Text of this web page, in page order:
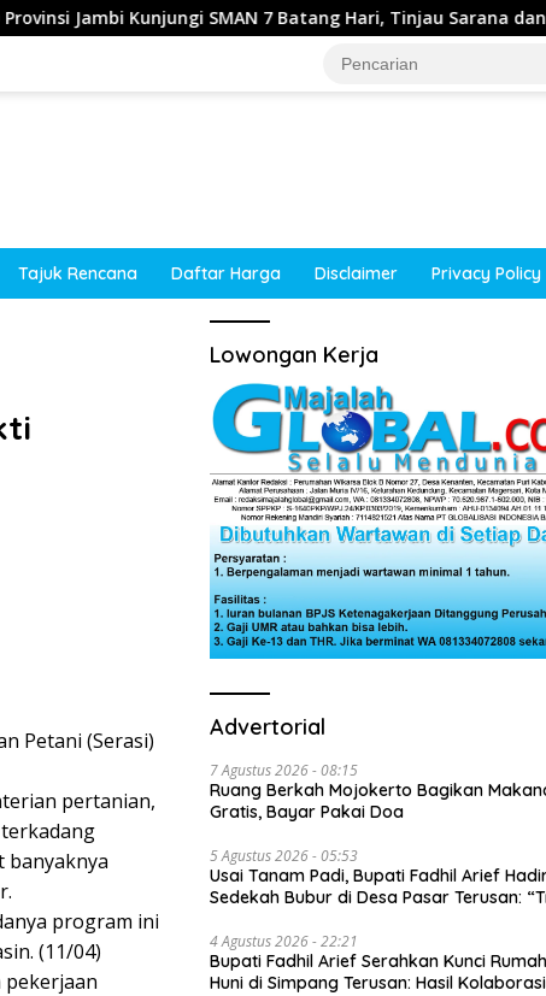
SMAN 7 Batang Hari, Tinjau Sarana dan Prasarana
Tajuk Rencana Daftar Harga Disclaimer Privacy Policy
Petani (Serasi)
pertanian,
banyaknya
program ini
(11/04)
pekerjaan
Lowongan Kerja
Advertorial
7 Agustus 2026 - 08:15
Ruang Berkah Mojokerto Bagikan
Gratis, Bayar Pakai Doa
5 Agustus 2026 - 05:53
Usai Tanam Padi, Bupati Fadhil Arief
Sedekah Bubur di Desa Pasar Terusan:
4 Agustus 2026 - 22:21
Bupati Fadhil Arief Serahkan Kunci
Huni di Simpang Terusan: Hasil